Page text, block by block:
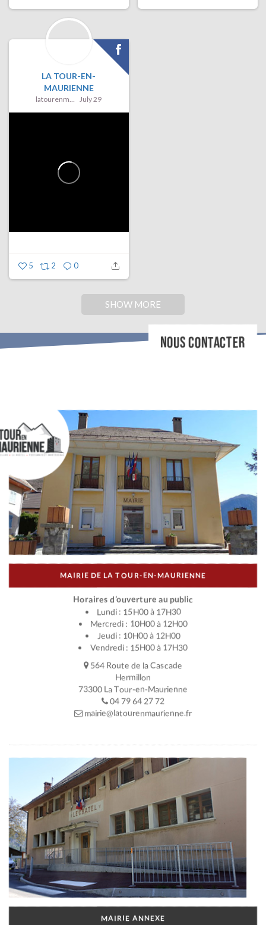
LA TOUR-EN-
MAURIENNE
latourenmaurienne July 29
5 2 0
SHOW MORE
NOUS CONTACTER
MAIRIE DE LA TOUR-EN-MAURIENNE
Horaires d’ouverture au public
Lundi : 15H00 à 17H30
Mercredi : 10H00 à 12H00
Jeudi : 10H00 à 12H00
Vendredi : 15H00 à 17H30
564 Route de la Cascade
Hermillon
73300 La Tour-en-Maurienne
04 79 64 27 72
mairie@latourenmaurienne.fr
MAIRIE ANNEXE